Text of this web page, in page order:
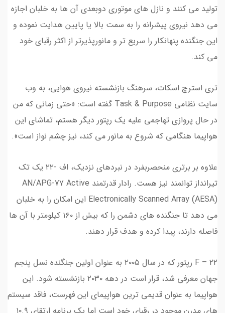
تولید می کنند و نازل های موتوری دوبعدی آن ها به خلبان اجازه
می دهد نیروی پیشرانه را به سمت بالا یا پایین هدایت نموده و
این جنگنده پنهانکار را سریع تر و مانورپذیرتر از اکثر رقبای خود
می کند.
تری استرچ اسکات، سرهنگ بازنشسته نیروی هوایی، به وب
سایت نظامی Task & Purpose گفته است: «حتی زمانی که من
در حال پروازی تهاجمی علیه یک رپتور دیگر هستم، تماشای این
هواپیما هنگامی که شروع به مانور می کند، نیز چشم نواز است».
علاوه بر برتری منحصربفرد در نبردهای نزدیک، اف -۲۲ یک تک
تیرانداز توانمند نیز هست. رادار قدرتمند AN/APG-77 Active
Electronically Scanned Array (AESA) این امکان را به خلبان
می دهد تا جنگنده های دشمن را که بیش از ۱۶۰ کیلومتر با آن ها
فاصله دارند، پیدا کرده و هدف قرار دهند.
F – ۲۲ رپتور که در سال ۲۰۰۵ به عنوان اولین جنگنده نسل پنجم
جهان معرفی شد، قرار است در دهه ۲۰۳۰ بازنشسته شود. این
هواپیما به عنوان قدیمی ترین هواپیمای این فهرست، فاقد سیستم